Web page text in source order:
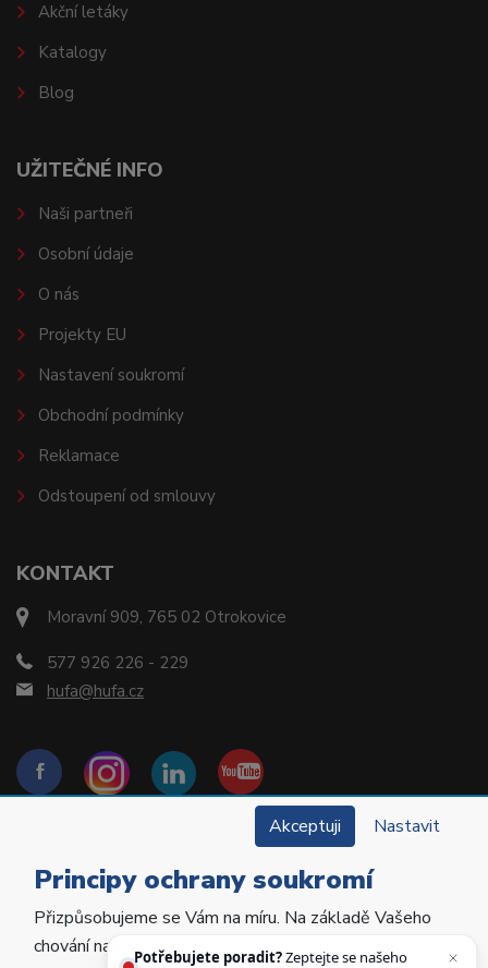
KONTAKT
Moravní 909, 765 02 Otrokovice
577 926 226 - 229
hufa@hufa.cz
Akční letáky
Katalogy
Blog
UŽITEČNÉ INFO
Naši partneři
Osobní údaje
O nás
Projekty EU
Nastavení soukromí
Obchodní podmínky
Reklamace
Odstoupení od smlouvy
Copyright © 2022 Hu-Fa Dental a.s. Všechna práva
vyhrazena.
Akceptuji Nastavit
Principy ochrany soukromí
Přizpůsobujeme se Vám na míru. Na základě Vašeho
chování na webu personalizujeme jeho obsah a
Potřebujete poradit?Zeptejte se našeho